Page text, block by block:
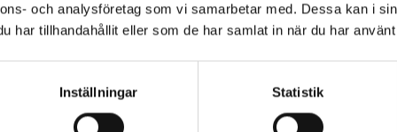
och analysföretag som vi samarbetar med. Dessa kan i
har tillhandahållit eller som de har samlat in när du har
Inställningar Statistik
GÅ TILL PRODUKT